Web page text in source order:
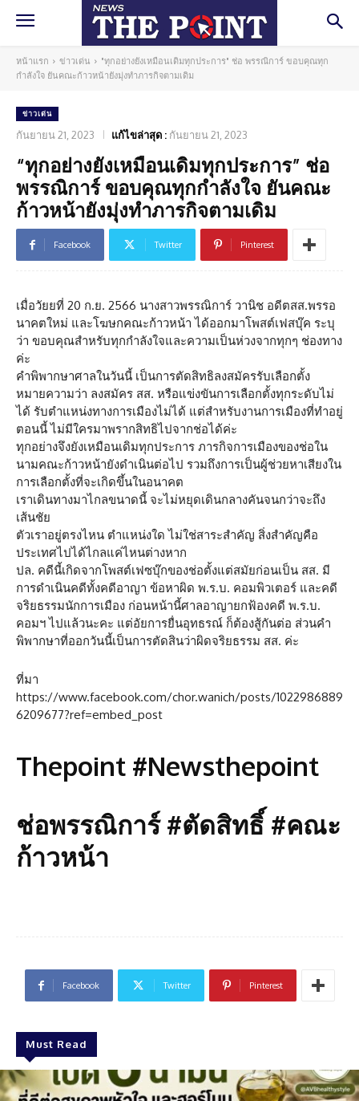
หน้าแรก ข่าวเด่น
"ทุกอย่างยังเหมือนเดิมทุกประการ" ช่อ พรรณิการ์ ขอบคุณทุก
กำลังใจ ยันคณะก้าวหน้ายังมุ่งทำภารกิจตามเดิม
ข่าวเด่น
กันยายน 21, 2023 แก้ไขล่าสุด : กันยายน 21, 2023
“ทุกอย่างยังเหมือนเดิมทุกประการ” ช่อ
พรรณิการ์ ขอบคุณทุกกำลังใจ ยันคณะ
ก้าวหน้ายังมุ่งทำภารกิจตามเดิม
Facebook Twitter Pinterest
เมื่อวัยยที่ 20 ก.ย. 2566 นางสาวพรรณิการ์ วานิช อดีตสส.พรรอ
นาคตใหม่ และโฆษกคณะก้าวหน้า ได้ออกมาโพสต์เฟสบุ๊ค ระบุ
ว่า ขอบคุณสำหรับทุกกำลังใจและความเป็นห่วงจากทุกๆ ช่องทาง
ค่ะ
คำพิพากษาศาลในวันนี้ เป็นการตัดสิทธิลงสมัครรับเลือกตั้ง
หมายความว่า ลงสมัคร สส. หรือแข่งขันการเลือกตั้งทุกระดับไม่
ได้ รับตำแหน่งทางการเมืองไม่ได้ แต่สำหรับงานการเมืองที่ทำอยู่
ตอนนี้ ไม่มีใครมาพรากสิทธิไปจากช่อได้ค่ะ
ทุกอย่างจึงยังเหมือนเดิมทุกประการ ภารกิจการเมืองของช่อใน
นามคณะก้าวหน้ายังดำเนินต่อไป รวมถึงการเป็นผู้ช่วยหาเสียงใน
การเลือกตั้งที่จะเกิดขึ้นในอนาคต
เราเดินทางมาไกลขนาดนี้ จะไม่หยุดเดินกลางคันจนกว่าจะถึง
เส้นชัย
ตัวเราอยู่ตรงไหน ตำแหน่งใด ไม่ใช่สาระสำคัญ สิ่งสำคัญคือ
ประเทศไปได้ไกลแค่ไหนต่างหาก
ปล. คดีนี้เกิดจากโพสต์เฟซบุ๊กของช่อตั้งแต่สมัยก่อนเป็น สส. มี
การดำเนินคดีทั้งคดีอาญา ข้อหาผิด พ.ร.บ. คอมพิวเตอร์ และคดี
จริยธรรมนักการเมือง ก่อนหน้านี้ศาลอาญายกฟ้องคดี พ.ร.บ.
คอมฯ ไปแล้วนะคะ แต่อัยการยื่นอุทธรณ์ ก็ต้องสู้กันต่อ ส่วนคำ
พิพากษาที่ออกวันนี้เป็นการตัดสินว่าผิดจริยธรรม สส. ค่ะ
ที่มา
https://www.facebook.com/chor.wanich/posts/1022986889
6209677?ref=embed_post
Thepoint #Newsthepoint
ช่อพรรณิการ์ #ตัดสิทธิ์ #คณะ
ก้าวหน้า
Facebook Twitter Pinterest
Must Read